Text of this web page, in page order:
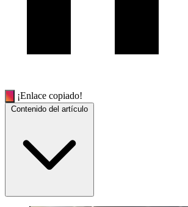
¡Enlace copiado!
Contenido del artículo